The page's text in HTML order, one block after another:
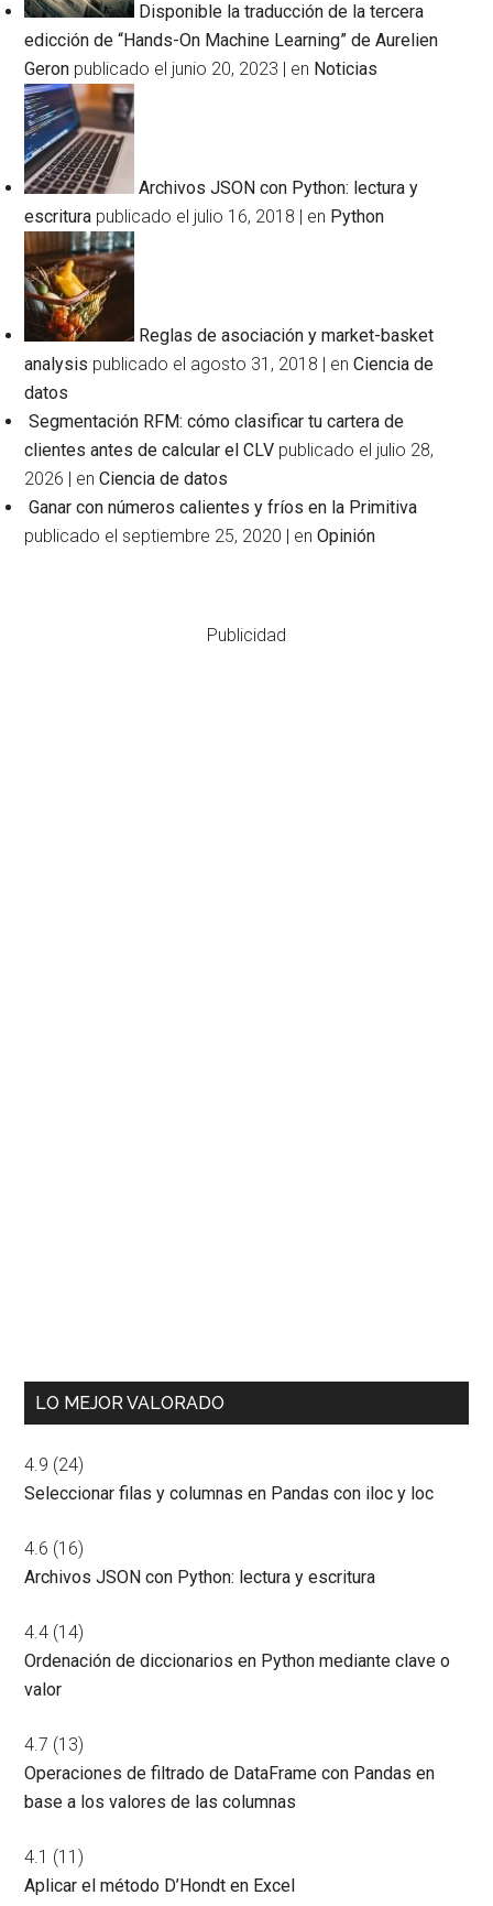
Disponible la traducción de la tercera
edicción de “Hands-On Machine Learning” de Aurelien
Geron publicado el junio 20, 2023 en Noticias
Archivos JSON con Python: lectura y
escritura publicado el julio 16, 2018 en Python
Reglas de asociación y market-basket
analysis publicado el agosto 31, 2018 enCiencia de
datos
Segmentación RFM: cómo clasificar tu cartera de
clientes antes de calcular el CLV publicado el julio 28,
2026
enCiencia de datos
Ganar con números calientes y fríos en la Primitiva
publicado el septiembre 25, 2020
enOpinión
Publicidad
LO MEJOR VALORADO
4.9 (24)
Seleccionar filas y columnas en Pandas con iloc y loc
4.6 (16)
Archivos JSON con Python: lectura y escritura
4.4 (14)
Ordenación de diccionarios en Python mediante clave o
valor
4.7 (13)
Operaciones de filtrado de DataFrame con Pandas en
base a los valores de las columnas
4.1 (11)
Aplicar el método D’Hondt en Excel